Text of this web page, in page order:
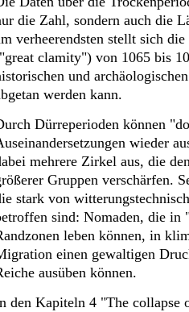
die Zahl, sondern auch die
verheerendsten stellt sich
clamity") von 1065 bis
und
werden kann.
Dürreperioden können
wieder
mehrere Zirkel aus, die
Gruppen verschärfen.
stark von
sind: Nomaden, die in
leben können, in
einen gewaltigen
ausüben können.
den Kapiteln 4 "The